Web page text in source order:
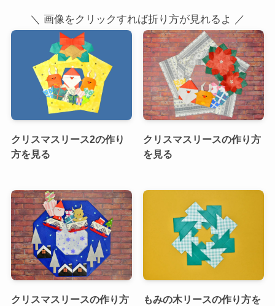
＼ 画像をクリックすれば折り方が見れるよ ／
クリスマスリース2の作り
方を見る
クリスマスリースの作り方
を見る
クリスマスリースの作り方
もみの木リースの作り方を